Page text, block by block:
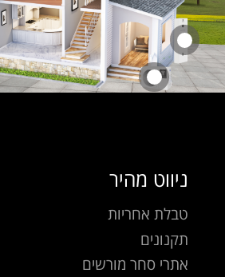
ניווט מהיר
טבלת אחריות
תקנונים
אתרי סחר מורשים